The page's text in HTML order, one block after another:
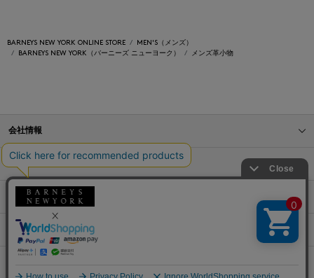
BARNEYS NEW YORK ONLINE STORE
MEN'S（メンズ）
BARNEYS NEW YORK（バーニーズ ニューヨーク）
メンズ革小物
会社情報
オンラインストアショッピングガイド
店舗情報
サービス